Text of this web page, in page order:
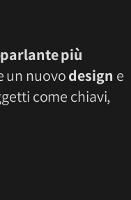
più
un nuovodesign e
come chiavi,